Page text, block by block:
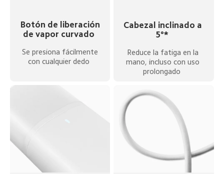
Botón de liberación
de vapor curvado
Se presiona fácilmente
con cualquier dedo
Cabezal inclinado a
5°*
Reduce la fatiga en la
mano, incluso con uso
prolongado